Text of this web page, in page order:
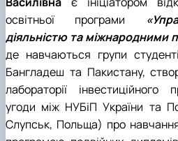
освітньої програми
діяльністю та міжнародними
де навчаються групи
Бангладеш та Пакистану,
лабораторії інвестиційного
угоди між НУБіП України та
Слупськ, Польща) про навчання